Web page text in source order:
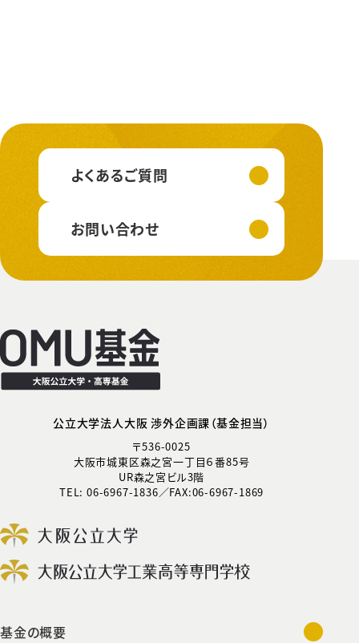
よくあるご質問
お問い合わせ
公立大学法人大阪 渉外企画課（基金担当）
〒536-0025
大阪市城東区森之宮一丁目６番85号
UR森之宮ビル3階
TEL: 06-6967-1836／FAX:06-6967-1869
基金の概要